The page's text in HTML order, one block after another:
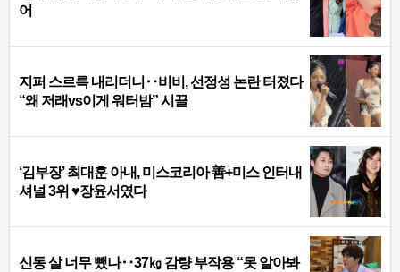
어
지퍼 스르륵 내리더니‥비비, 선정성 논란 터졌다
“왜 저래vs이게 워터밤” 시끌
‘김부장’ 최대훈 아내, 미스코리아 善+미스 인터내
셔널 3위 ♥장윤서였다
신동 살 너무 뺐나‥37㎏ 감량 부작용 “못 알아봐